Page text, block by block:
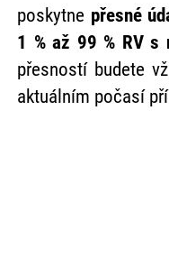
poskytne přesné
1 % až 99 % RV s
přesností budete
aktuálním počasí